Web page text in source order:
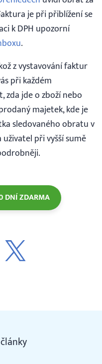
je při přiblížení se
k DPH upozorní
.
z vystavování faktur
při každém
jde o zboží nebo
majetek, kde je
sledovaného obratu v
při vyšší sumě
DNÍ ZDARMA